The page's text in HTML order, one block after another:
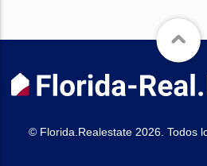
© Florida.Realestate 2026. Todos